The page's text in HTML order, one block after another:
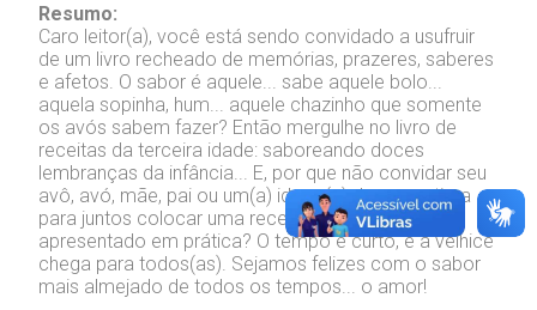
Resumo:
Caro leitor(a), você está sendo convidado a usufruir
de um livro recheado de memórias, prazeres, saberes
e afetos. O sabor é aquele... sabe aquele bolo...
aquela sopinha, hum... aquele chazinho que somente
os avós sabem fazer? Então mergulhe no livro de
receitas da terceira idade: saboreando doces
lembranças da infância... E, por que não convidar seu
avô, avó, mãe, pai ou um(a) idoso(a) de sua estima
para juntos colocar uma receita do livro ora
apresentado em prática? O tempo é curto, e a velhice
chega para todos(as). Sejamos felizes com o sabor
mais almejado de todos os tempos... o amor!